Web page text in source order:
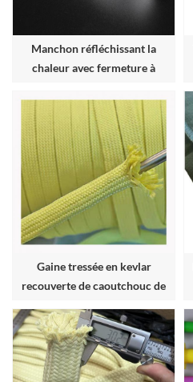
Manchon réfléchissant la
chaleur avec fermeture à
Gaine tressée en kevlar
recouverte de caoutchouc de